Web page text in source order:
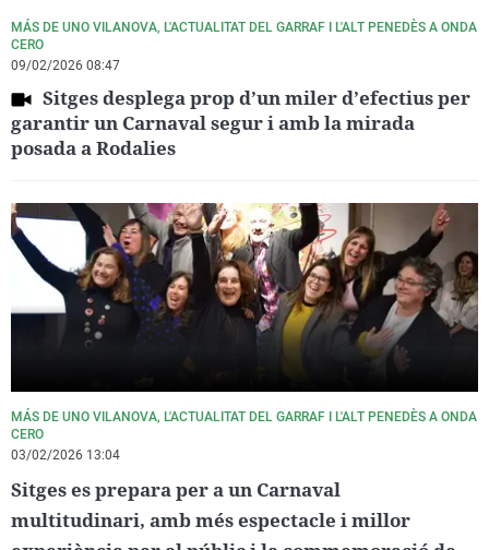
MÁS DE UNO VILANOVA, L'ACTUALITAT DEL GARRAF I L'ALT PENEDÈS A ONDA
CERO
09/02/2026 08:47
Sitges desplega prop d’un miler d’efectius per
garantir un Carnaval segur i amb la mirada
posada a Rodalies
MÁS DE UNO VILANOVA, L'ACTUALITAT DEL GARRAF I L'ALT PENEDÈS A ONDA
CERO
03/02/2026 13:04
Sitges es prepara per a un Carnaval
multitudinari, amb més espectacle i millor